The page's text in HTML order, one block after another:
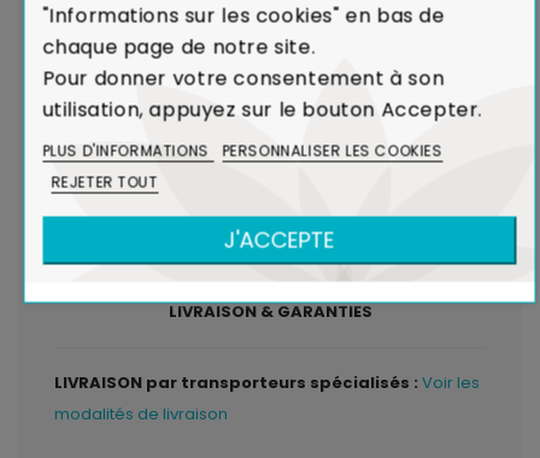
LE PETIT PLUS ÉCOLOGIQUE
Dans le cadre de la production de caoutchouc,
l'hévéa était un arbre voué à l'incinération.Le
recyclage de l'hévéa dans la réalisation de
CO₂ dans l'atmosphère.Voir bois et environnement
LIVRAISON & GARANTIES
LIVRAISON par transporteurs spécialisés : Voir les
modalités de livraison
"Informations sur les cookies" en bas de
chaque page de notre site.
Pour donner votre consentement à son
utilisation, appuyez sur le bouton Accepter.
PLUS D'INFORMATIONS
PERSONNALISER LES COOKIES
REJETER TOUT
J'ACCEPTE